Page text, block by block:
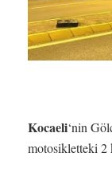
Kocaeli‘nin
motosikletteki 2